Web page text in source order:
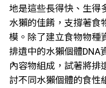
地是這些長得快、生得
水獺的佳餚，支撐著食
模。除了建立食物物種
排遺中的水獺個體DNA
內容物組成，試著將排
討不同水獺個體的食性